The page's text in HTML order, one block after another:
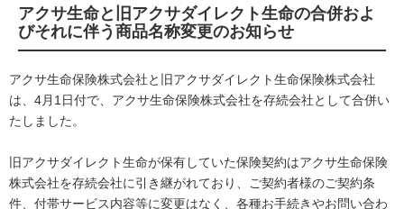
アクサ生命と旧アクサダイレクト生命の合併およ
びそれに伴う商品名称変更のお知らせ
アクサ生命保険株式会社と旧アクサダイレクト生命保険株式会社
は、4月1日付で、アクサ生命保険株式会社を存続会社として合併い
たしました。
旧アクサダイレクト生命が保有していた保険契約はアクサ生命保険
株式会社を存続会社に引き継がれており、ご契約者様のご契約条
件、付帯サービス内容等に変更はなく、各種お手続きやお問い合わ